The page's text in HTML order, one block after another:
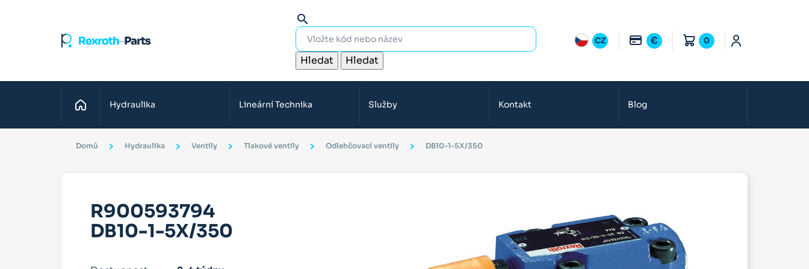
search
Hledat Hledat
CZ € 0
Domů Hydraulika Lineární Technika Služby Kontakt Blog
Domů Hydraulika Ventily Tlakové ventily Odlehčovací ventily DB10-1-5X/350
R900593794
DB10-1-5X/350